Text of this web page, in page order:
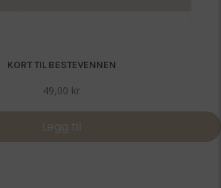
KORT TIL BESTEVENNEN
49,00 kr
Legg til